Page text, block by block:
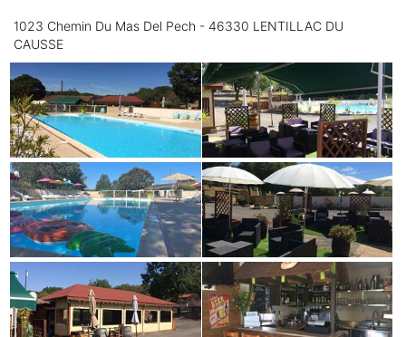
1023 Chemin Du Mas Del Pech - 46330 LENTILLAC DU
CAUSSE